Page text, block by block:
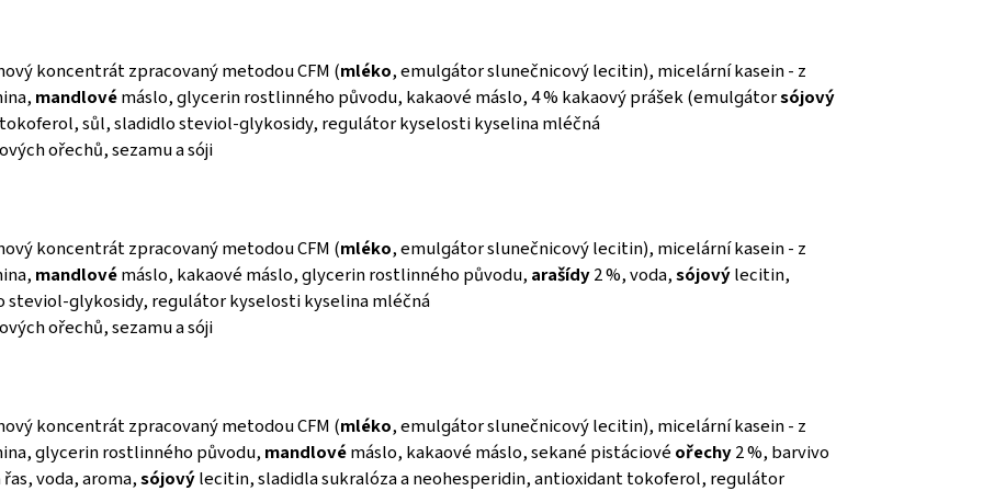
koncentrát zpracovaný metodou CFM (mléko, emulgátor slunečnicový lecitin), micelární kasein - z
mandlové máslo, glycerin rostlinného původu, kakaové máslo, 4 % kakaový prášek (emulgátorsójový
sůl, sladidlo steviol-glykosidy, regulátor kyselosti kyselina mléčná
ořechů, sezamu a sóji
koncentrát zpracovaný metodou CFM (mléko, emulgátor slunečnicový lecitin), micelární kasein - z
mandlové máslo, kakaové máslo, glycerin rostlinného původu, arašídy 2 %, voda, sójový lecitin,
glykosidy, regulátor kyselosti kyselina mléčná
ořechů, sezamu a sóji
koncentrát zpracovaný metodou CFM (mléko, emulgátor slunečnicový lecitin), micelární kasein - z
glycerin rostlinného původu, mandlové máslo, kakaové máslo, sekané pistáciové ořechy 2 %, barvivo
voda, aroma, sójový lecitin, sladidla sukralóza a neohesperidin, antioxidant tokoferol, regulátor